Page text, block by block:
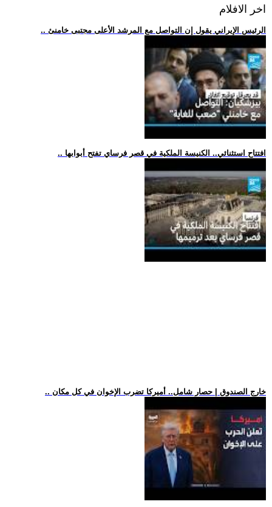
اخر الافلام
.. الرئيس الإيراني يقول إن التواصل مع المرشد الأعلى مجتبى خامنئ
.. افتتاح استثنائي.. الكنيسة الملكية في قصر فرساي تفتح أبوابها
.. خارج الصندوق | حصار شامل.. أميركا تضرب الإخوان في كل مكان